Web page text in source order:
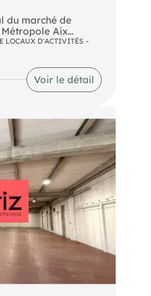
du marché de
Aix
un local
situé dans le 8e
Ce site bénéficie de
et d'une proximité
LOCAUX D'ACTIVITÉS -
Voir le détail